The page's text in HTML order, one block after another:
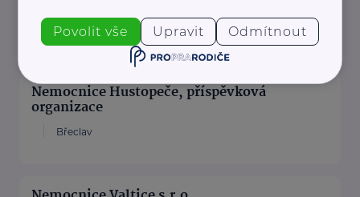
nembv@nembv.cz
Nemocnice Hustopeče, příspěvková
organizace
Břeclav
Povolit vše Upravit Odmítnout